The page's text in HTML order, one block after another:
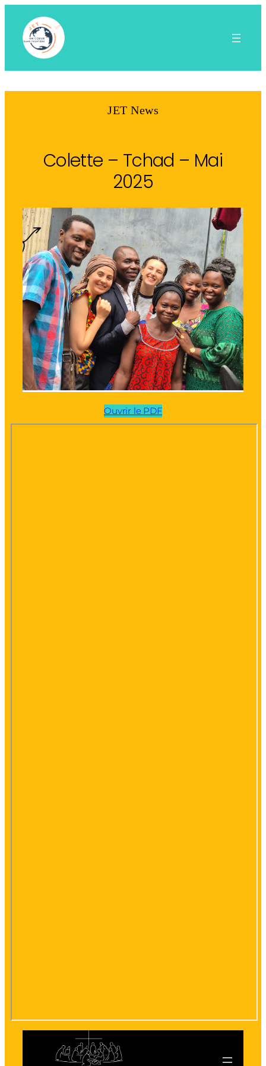
contenu
JET News
Colette – Tchad – Mai
2025
Ouvrir le PDF